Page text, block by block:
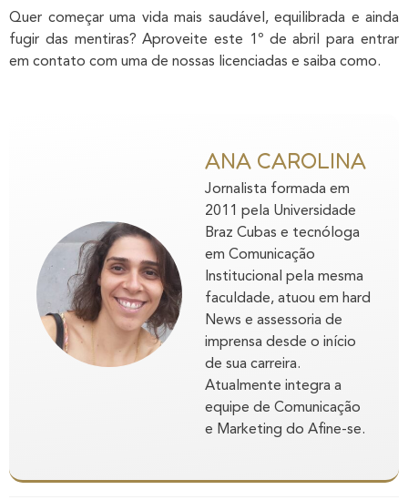
Quer começar uma vida mais saudável, equilibrada e ainda
fugir das mentiras? Aproveite este 1º de abril para entrar
em contato com uma de nossas licenciadas e saiba como.
ANA CAROLINA
Jornalista formada em
2011 pela Universidade
Braz Cubas e tecnóloga
em Comunicação
Institucional pela mesma
faculdade, atuou em hard
News e assessoria de
imprensa desde o início
de sua carreira.
Atualmente integra a
equipe de Comunicação
e Marketing do Afine-se.